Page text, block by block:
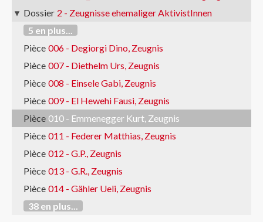
Dossier 2 - Zeugnisse ehemaliger AktivistInnen
5 en plus...
Pièce 006 - Degiorgi Dino, Zeugnis
Pièce 007 - Diethelm Urs, Zeugnis
Pièce 008 - Einsele Gabi, Zeugnis
Pièce 009 - El Hewehi Fausi, Zeugnis
Pièce 010 - Emmenegger Kurt, Zeugnis
Pièce 011 - Federer Matthias, Zeugnis
Pièce 012 - G.P., Zeugnis
Pièce 013 - G.R., Zeugnis
Pièce 014 - Gähler Ueli, Zeugnis
38 en plus...